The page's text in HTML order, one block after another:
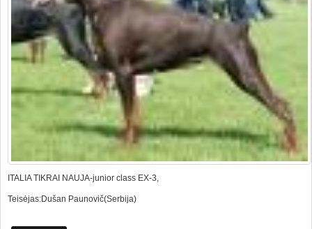
ITALIA TIKRAI NAUJA-junior class EX-3,
Teisėjas:Dušan Paunovič(Serbija)